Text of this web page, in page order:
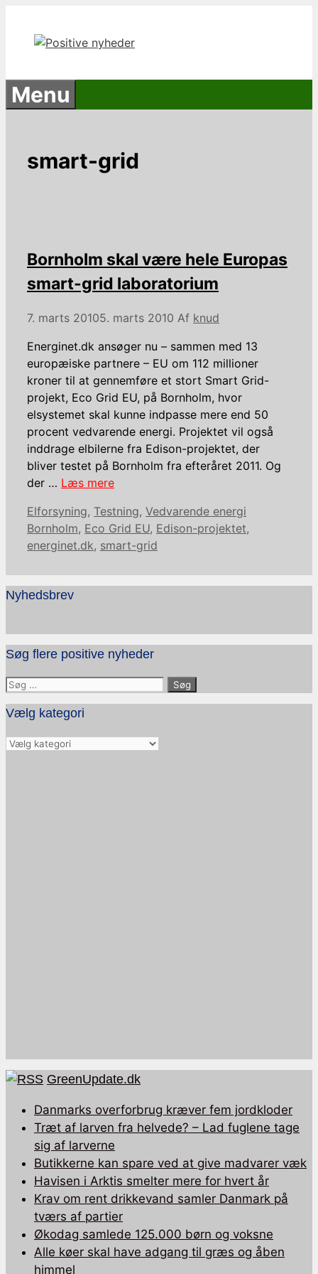
indhold
Menu
smart-grid
Bornholm skal være hele Europas
smart-grid laboratorium
7. marts 20105. marts 2010 Af knud
Energinet.dk ansøger nu – sammen med 13
europæiske partnere – EU om 112 millioner
kroner til at gennemføre et stort Smart Grid-
projekt, Eco Grid EU, på Bornholm, hvor
elsystemet skal kunne indpasse mere end 50
procent vedvarende energi. Projektet vil også
inddrage elbilerne fra Edison-projektet, der
bliver testet på Bornholm fra efteråret 2011. Og
der … Læs mere
Kategorier
Elforsyning, Testning, Vedvarende energi
Bornholm, Eco Grid EU, Edison-projektet,
energinet.dk, smart-grid
Nyhedsbrev
Søg flere positive nyheder
Søg
efter:
Vælg kategori
Vælg
GreenUpdate.dk
Danmarks overforbrug kræver fem jordkloder
Træt af larven fra helvede? – Lad fuglene tage
sig af larverne
Butikkerne kan spare ved at give madvarer væk
Havisen i Arktis smelter mere for hvert år
Krav om rent drikkevand samler Danmark på
tværs af partier
Økodag samlede 125.000 børn og voksne
Alle køer skal have adgang til græs og åben
himmel